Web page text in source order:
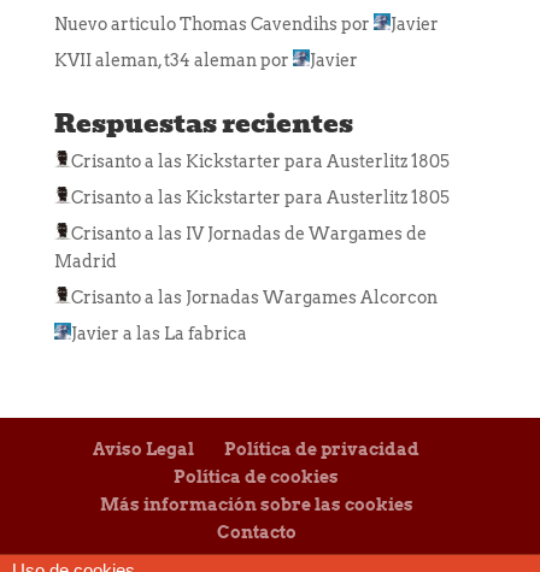
Nuevo articulo Thomas Cavendihspor
Javier
KVII aleman, t34 alemanpor Javier
Respuestas recientes
Crisantoa las Kickstarter para Austerlitz 1805
Crisantoa las Kickstarter para Austerlitz 1805
Crisantoa las IV Jornadas de Wargames de
Madrid
Crisantoa las Jornadas Wargames Alcorcon
Javier a las La fabrica
Aviso Legal
Política de privacidad
Política de cookies
Más información sobre las cookies
Contacto